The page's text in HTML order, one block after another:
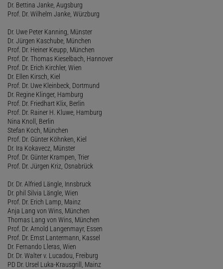
Dr. Bettina Janke, Augsburg
Prof. Dr. Wilhelm Janke, Würzburg
Dr. Uwe Peter Kanning, Münster
Dr. Jürgen Kaschube, München
Prof. Dr. Heiner Keupp, München
Prof. Dr. Thomas Kieselbach, Hannover
Prof. Dr. Erich Kirchler, Wien
Dr. Ellen Kirsch, Kiel
Prof. Dr. Uwe Kleinbeck, Dortmund
Dr. Regine Klinger, Hamburg
Prof. Dr. Friedhart Klix, Berlin
Prof. Dr. Rainer H. Kluwe, Hamburg
Nina Knoll, Berlin
Stefan Koch, München
Prof. Dr. Günter Köhnken, Kiel
Dr. Ira Kokavecz, Münster
Prof. Dr. Günter Krampen, Trier
Prof. Dr. Jürgen Kriz, Osnabrück
Dr. Dr. Alfried Längle, Innsbruck
Dr. phil Silvia Längle, Wien
Prof. Dr. Erich Lamp, Mainz
Anja Lang von Wins, München
Thomas Lang von Wins, München
Prof. Dr. Arnold Langenmayr, Essen
Prof. Dr. Ernst Lantermann, Kassel
Dr. Fernando Lleras, Wien
Dr. Dr. Walter v. Lucadou, Freiburg
PD Dr. Ursel Luka-Krausgrill, Mainz